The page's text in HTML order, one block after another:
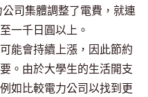
公司集體調整了電費，就連
一千日圓以上。
能會持續上漲，因此節約
。由於大學生的生活開支
如比較電力公司以找到更